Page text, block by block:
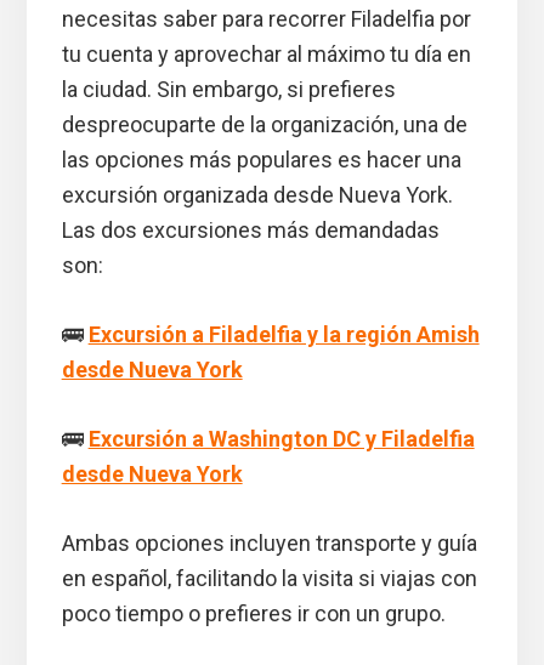
necesitas saber para recorrer Filadelfia por
tu cuenta y aprovechar al máximo tu día en
la ciudad. Sin embargo, si prefieres
despreocuparte de la organización, una de
las opciones más populares es hacer una
excursión organizada desde Nueva York.
Las dos excursiones más demandadas
son:
🚌 Excursión a Filadelfia y la región Amish
desde Nueva York
🚌 Excursión a Washington DC y Filadelfia
desde Nueva York
Ambas opciones incluyen transporte y guía
en español, facilitando la visita si viajas con
poco tiempo o prefieres ir con un grupo.